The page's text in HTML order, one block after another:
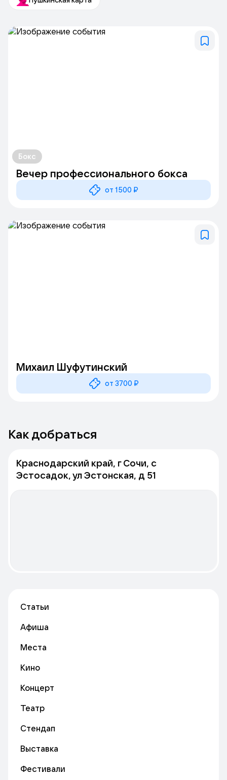
Бокс
Вечер профессионального бокса
от 1500 ₽
Михаил Шуфутинский
от 3700 ₽
Как добраться
Краснодарский край, г Сочи, с
Эстосадок, ул Эстонская, д 51
Статьи
Афиша
Места
Кино
Концерт
Театр
Стендап
Выставка
Фестивали